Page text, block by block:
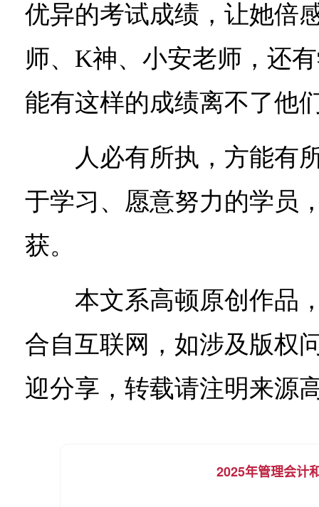
优异的考试成绩，让她倍
师、K神、小安老师，还
能有这样的成绩离不了他
人必有所执，方能有所
于学习、愿意努力的学员
获。
本文系高顿原创作品，
合自互联网，如涉及版权
迎分享，转载请注明来源